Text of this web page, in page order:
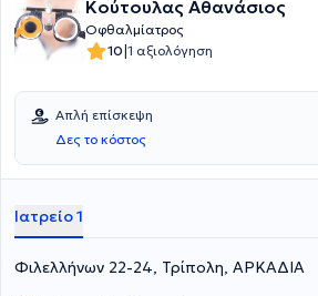
Κούτουλας Αθανάσιος
Οφθαλμίατρος
10|1 αξιολόγηση
Απλή επίσκεψη
Δες το κόστος
Ιατρείο 1
Φιλελλήνων 22-24, Τρίπολη, ΑΡΚΑΔΙΑ